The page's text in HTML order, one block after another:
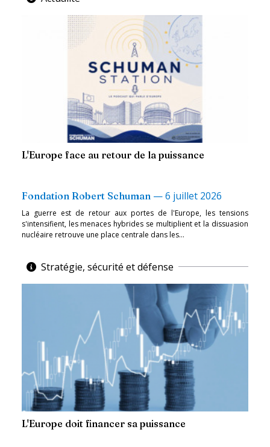
L'Europe face au retour de la puissance
Fondation Robert Schuman —6 juillet 2026
La guerre est de retour aux portes de l'Europe, les tensions
s'intensifient, les menaces hybrides se multiplient et la dissuasion
nucléaire retrouve une place centrale dans les...
Stratégie, sécurité et défense
L'Europe doit financer sa puissance